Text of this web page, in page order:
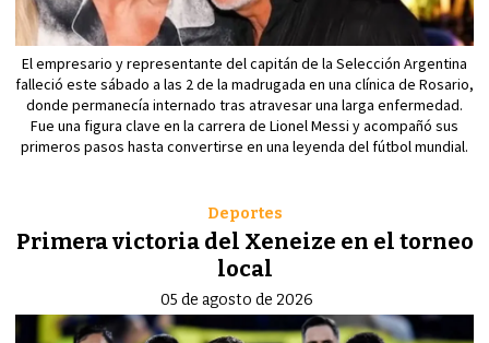
El empresario y representante del capitán de la Selección Argentina
falleció este sábado a las 2 de la madrugada en una clínica de Rosario,
donde permanecía internado tras atravesar una larga enfermedad.
Fue una figura clave en la carrera de Lionel Messi y acompañó sus
primeros pasos hasta convertirse en una leyenda del fútbol mundial.
Primera victoria del Xeneize en el torneo
local
Deportes
05 de agosto de 2026